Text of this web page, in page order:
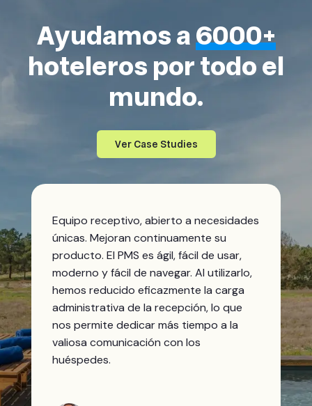
Ayudamos a6000+
hoteleros por todo el
mundo.
Ver Case Studies
Equipo receptivo, abierto a necesidades
únicas. Mejoran continuamente su
producto. El PMS es ágil, fácil de usar,
moderno y fácil de navegar. Al utilizarlo,
hemos reducido eficazmente la carga
administrativa de la recepción, lo que
nos permite dedicar más tiempo a la
valiosa comunicación con los
huéspedes.